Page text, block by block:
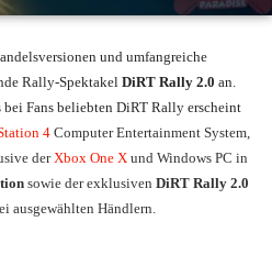
und umfangreiche
Rally-Spektakel DiRT Rally 2.0 an.
bei Fans beliebten DiRT Rally erscheint
4 Computer Entertainment System,
derXbox One X und Windows PC in
sowie der exklusiven DiRT Rally 2.0
ausgewählten Händlern.